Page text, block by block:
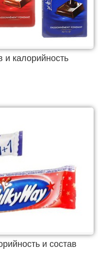
калорийность
и состав